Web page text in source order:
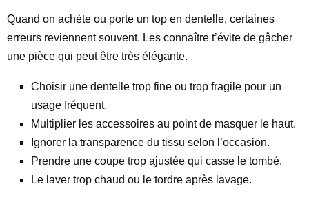
Quand on achète ou porte un top en dentelle, certaines
erreurs reviennent souvent. Les connaître t’évite de gâcher
une pièce qui peut être très élégante.
Choisir une dentelle trop fine ou trop fragile pour un
usage fréquent.
Multiplier les accessoires au point de masquer le haut.
Ignorer la transparence du tissu selon l’occasion.
Prendre une coupe trop ajustée qui casse le tombé.
Le laver trop chaud ou le tordre après lavage.